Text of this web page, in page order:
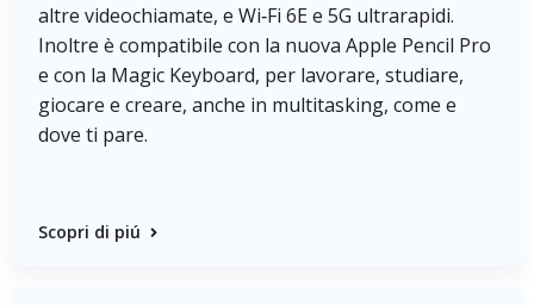
altre videochiamate, e Wi‑Fi 6E e 5G ultrarapidi.
Inoltre è compatibile con la nuova Apple Pencil Pro
e con la Magic Keyboard, per lavorare, studiare,
giocare e creare, anche in multitasking, come e
dove ti pare.
Scopri di piú